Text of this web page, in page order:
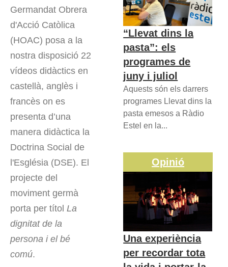
Germandat Obrera
d'Acció Catòlica
(HOAC) posa a la
nostra disposició 22
vídeos didàctics en
castellà, anglès i
francès on es
presenta d’una
manera didàctica la
Doctrina Social de
l'Església (DSE). El
projecte del
moviment germà
porta per títol La
dignitat de la
persona i el bé
comú.
“Llevat dins la
pasta”: els
programes de
juny i juliol
Aquests són els darrers
programes Llevat dins la
pasta emesos a Ràdio
Estel en la...
Opinió
Una experiència
per recordar tota